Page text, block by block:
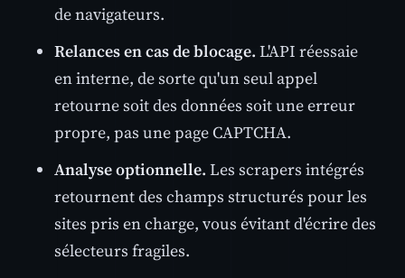
de navigateurs.
Relances en cas de blocage. L'API réessaie
en interne, de sorte qu'un seul appel
retourne soit des données soit une erreur
propre, pas une page CAPTCHA.
Analyse optionnelle. Les scrapers intégrés
retournent des champs structurés pour les
sites pris en charge, vous évitant d'écrire des
sélecteurs fragiles.